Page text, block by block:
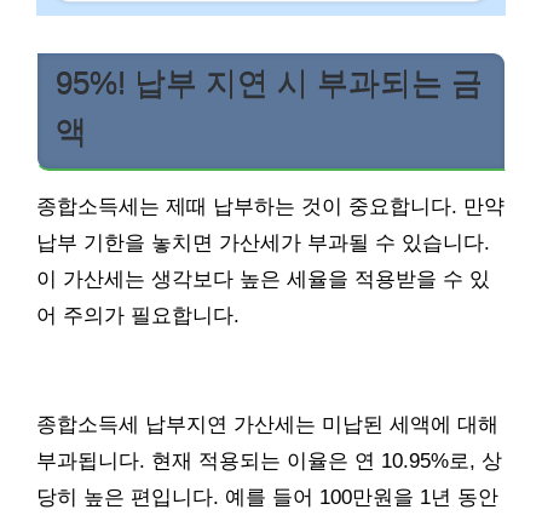
95%! 납부 지연 시 부과되는 금
액
종합소득세는 제때 납부하는 것이 중요합니다. 만약
납부 기한을 놓치면 가산세가 부과될 수 있습니다.
이 가산세는 생각보다 높은 세율을 적용받을 수 있
어 주의가 필요합니다.
종합소득세 납부지연 가산세는 미납된 세액에 대해
부과됩니다. 현재 적용되는 이율은 연 10.95%로, 상
당히 높은 편입니다. 예를 들어 100만원을 1년 동안